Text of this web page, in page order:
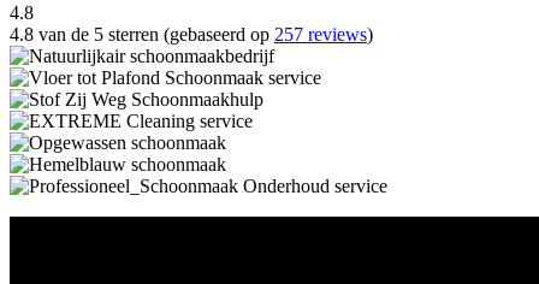
4.8
4.8 van de 5 sterren (gebaseerd op 257 reviews)